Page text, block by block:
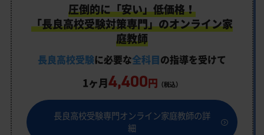
圧倒的に「安い」低価格！
「長良高校受験対策専門」のオンライン家
庭教師
長良高校受験に必要な全科目の指導を受けて
1ヶ月4,400円 （税込）
長良高校受験専門オンライン家庭教師の詳
細